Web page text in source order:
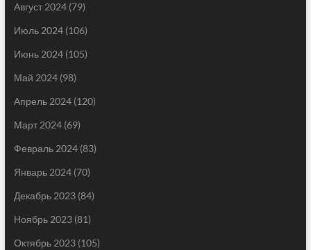
Август 2024(79)
Июль 2024(106)
Июнь 2024(105)
Май 2024(98)
Апрель 2024(120)
Март 2024(69)
Февраль 2024(83)
Январь 2024(70)
Декабрь 2023(84)
Ноябрь 2023(81)
Октябрь 2023(105)